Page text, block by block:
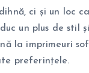
ci și un loc
un plus de stil
la imprimeuri
preferințele.